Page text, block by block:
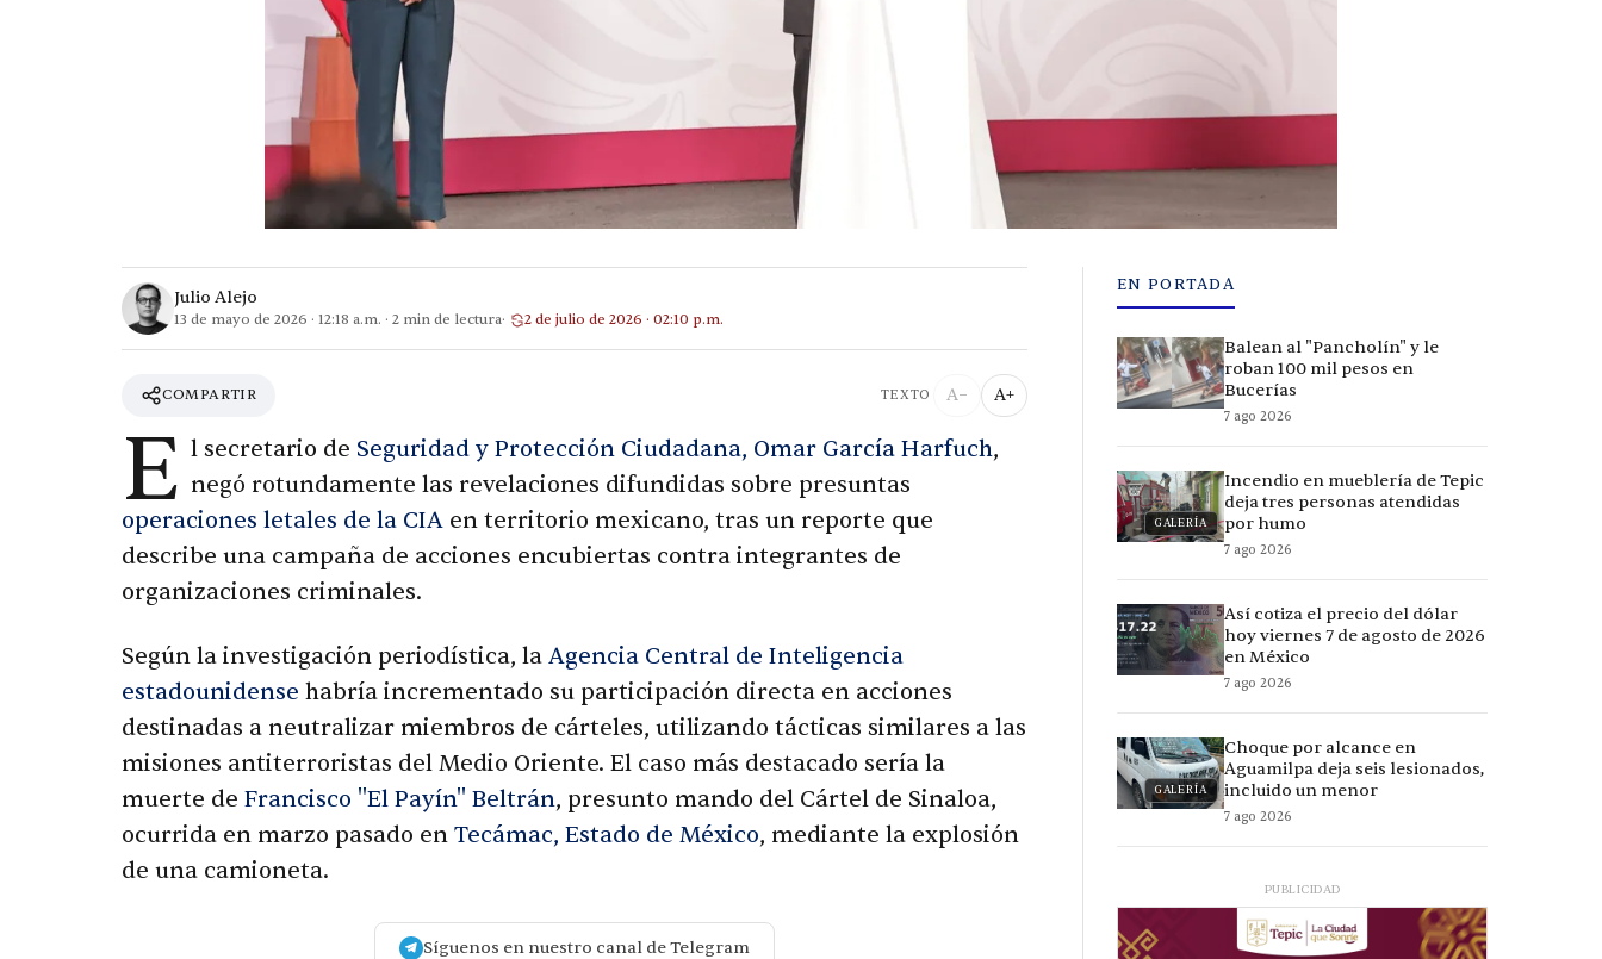
Julio Alejo
13 de mayo de 2026 · 12:18 a.m. · 2 min de lectura 2 de julio de 2026 · 02:10 p.m.
COMPARTIR TEXTO A− A+
E l secretario de Seguridad y Protección Ciudadana, Omar García Harfuch,
negó rotundamente las revelaciones difundidas sobre presuntas
operaciones letales de la CIA en territorio mexicano, tras un reporte que
describe una campaña de acciones encubiertas contra integrantes de
organizaciones criminales.
Según la investigación periodística, la Agencia Central de Inteligencia
estadounidense habría incrementado su participación directa en acciones
destinadas a neutralizar miembros de cárteles, utilizando tácticas similares a las
misiones antiterroristas del Medio Oriente. El caso más destacado sería la
muerte de Francisco "El Payín" Beltrán, presunto mando del Cártel de Sinaloa,
ocurrida en marzo pasado en Tecámac, Estado de México, mediante la explosión
de una camioneta.
Síguenos en nuestro canal de Telegram
EN PORTADA
Balean al "Pancholín" y le
roban 100 mil pesos en
Bucerías
7 ago 2026
GALERÍA
Incendio en mueblería de Tepic
deja tres personas atendidas
por humo
7 ago 2026
Así cotiza el precio del dólar
hoy viernes 7 de agosto de 2026
en México
7 ago 2026
GALERÍA
Choque por alcance en
Aguamilpa deja seis lesionados,
incluido un menor
7 ago 2026
PUBLICIDAD